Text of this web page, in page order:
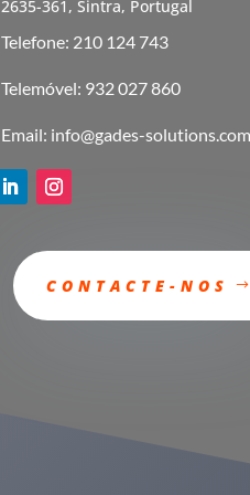
2635-361, Sintra, Portugal
Telefone: 210 124 743
Telemóvel: 932 027 860
Email: info@gades-solutions.com
CONTACTE-NOS